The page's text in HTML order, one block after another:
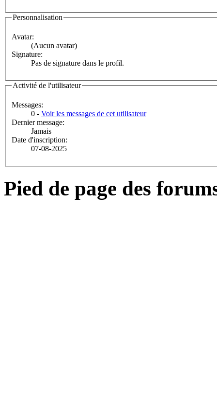
Personnalisation
Avatar:
(Aucun avatar)
Signature:
Pas de signature dans le profil.
Activité de l'utilisateur
Messages:
0 - Voir les messages de cet utilisateur
Dernier message:
Jamais
Date d'inscription:
07-08-2025
Pied de page des